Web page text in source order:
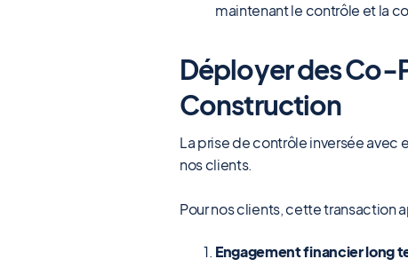
maintenant le contrôle et la
Déployer des Co-
Construction
La prise de contrôle inversée
nos clients.
Pour nos clients, cette transaction
Engagement financier long